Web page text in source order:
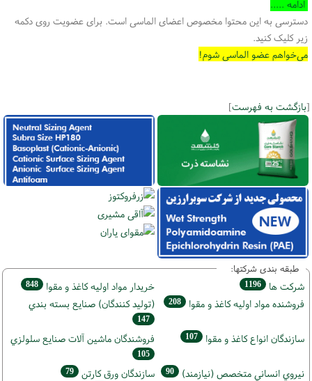
ادامه .....
دسترسی به این محتوا مخصوص اعضای الماسی است. برای عضویت روی دکمه
زیر کلیک کنید.
می‌خواهم عضو الماسی شوم!
[بازگشت به فهرست]
طبقه بندی شرکتها:
شركت ها 1196 خريدار مواد اوليه كاغذ و مقوا 848
فروشنده مواد اوليه كاغذ و مقوا 208 (تولید كنندگان) صنايع بسته بندي
147
سازندگان انواع کاغذ و مقوا 107 فروشندگان ماشين آلات صنايع سلولزي
105
نيروي انساني متخصص (نیازمند) 90 سازندگان ورق كارتن 79